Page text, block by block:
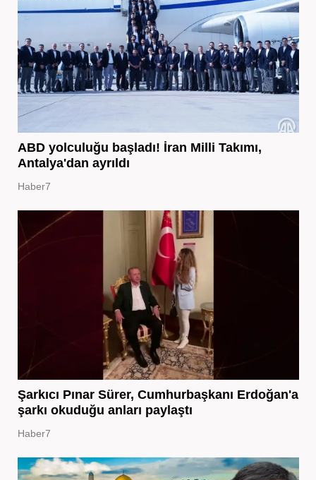
ABD yolculuğu başladı! İran Milli Takımı,
Antalya'dan ayrıldı
Haber7
Şarkıcı Pınar Sürer, Cumhurbaşkanı Erdoğan'a
şarkı okuduğu anları paylaştı
Haber7